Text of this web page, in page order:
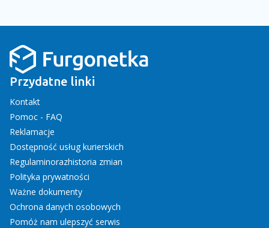
Przydatne linki
Kontakt
Pomoc - FAQ
Reklamacje
Dostępność usług kurierskich
Regulaminorazhistoria zmian
Polityka prywatności
Ważne dokumenty
Ochrona danych osobowych
Pomóż nam ulepszyć serwis